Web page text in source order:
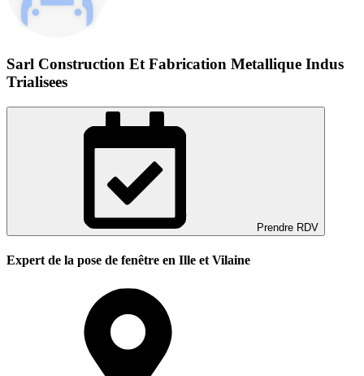
Sarl Construction Et Fabrication Metallique Indus
Trialisees
Prendre RDV
Expert de la pose de fenêtre en Ille et Vilaine